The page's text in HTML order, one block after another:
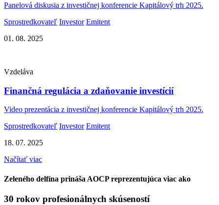
Panelová diskusia z investičnej konferencie Kapitálový trh 2025.
Sprostredkovateľ Investor Emitent
01. 08. 2025
Vzdeláva
Finančná regulácia a zdaňovanie investícií
Video prezentácia z investičnej konferencie Kapitálový trh 2025.
Sprostredkovateľ Investor Emitent
18. 07. 2025
Načítať viac
Zeleného delfína prináša AOCP reprezentujúca viac ako
30 rokov profesionálnych skúseností